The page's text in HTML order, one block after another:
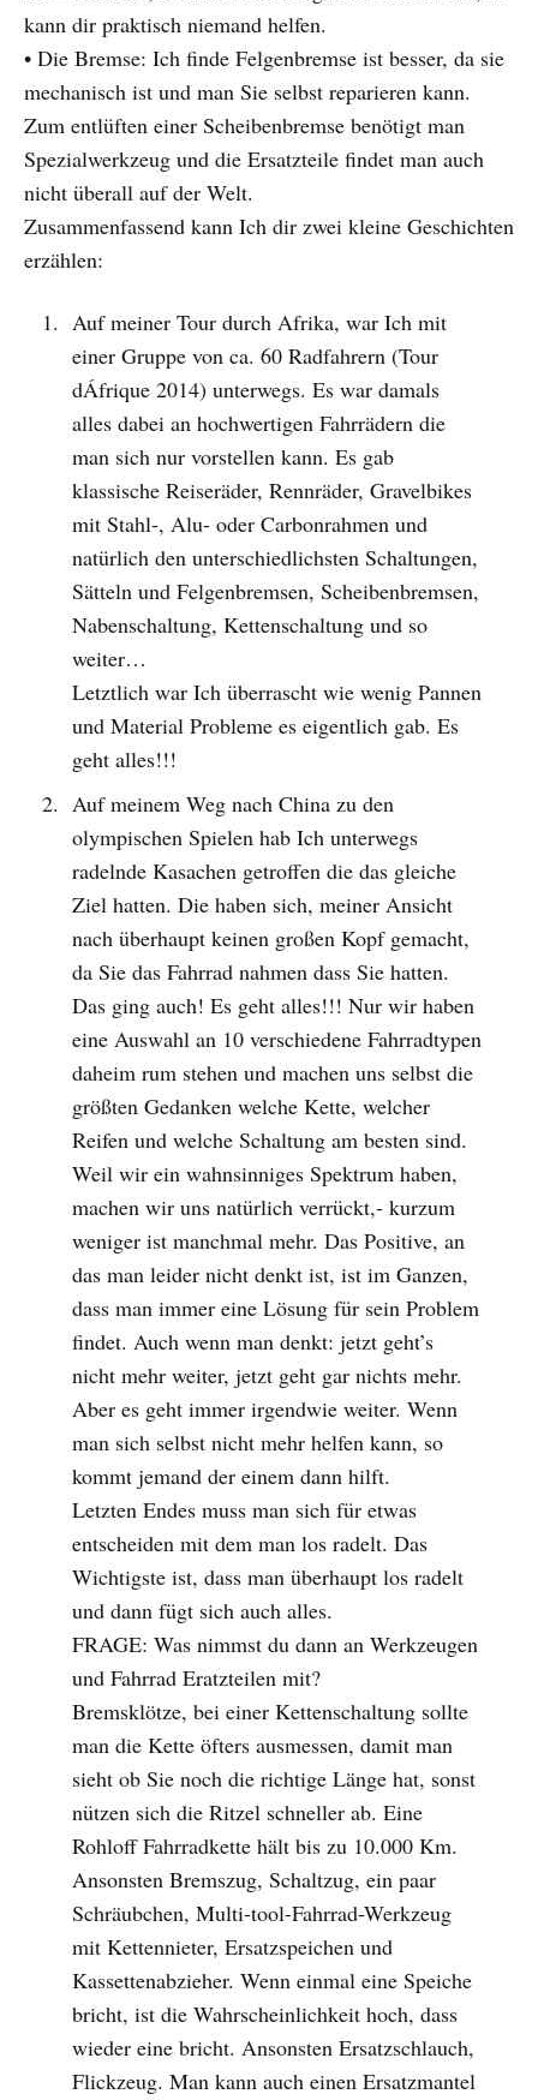
kann dir praktisch niemand helfen.
• Die Bremse: Ich finde Felgenbremse ist besser, da sie
mechanisch ist und man Sie selbst reparieren kann.
Zum entlüften einer Scheibenbremse benötigt man
Spezialwerkzeug und die Ersatzteile findet man auch
nicht überall auf der Welt.
Zusammenfassend kann Ich dir zwei kleine Geschichten
erzählen:
Auf meiner Tour durch Afrika, war Ich mit
einer Gruppe von ca. 60 Radfahrern (Tour
dÁfrique 2014) unterwegs. Es war damals
alles dabei an hochwertigen Fahrrädern die
man sich nur vorstellen kann. Es gab
klassische Reiseräder, Rennräder, Gravelbikes
mit Stahl-, Alu- oder Carbonrahmen und
natürlich den unterschiedlichsten Schaltungen,
Sätteln und Felgenbremsen, Scheibenbremsen,
Nabenschaltung, Kettenschaltung und so
weiter…
Letztlich war Ich überrascht wie wenig Pannen
und Material Probleme es eigentlich gab. Es
geht alles!!!
Auf meinem Weg nach China zu den
olympischen Spielen hab Ich unterwegs
radelnde Kasachen getroffen die das gleiche
Ziel hatten. Die haben sich, meiner Ansicht
nach überhaupt keinen großen Kopf gemacht,
da Sie das Fahrrad nahmen dass Sie hatten.
Das ging auch! Es geht alles!!! Nur wir haben
eine Auswahl an 10 verschiedene Fahrradtypen
daheim rum stehen und machen uns selbst die
größten Gedanken welche Kette, welcher
Reifen und welche Schaltung am besten sind.
Weil wir ein wahnsinniges Spektrum haben,
machen wir uns natürlich verrückt,- kurzum
weniger ist manchmal mehr. Das Positive, an
das man leider nicht denkt ist, ist im Ganzen,
dass man immer eine Lösung für sein Problem
findet. Auch wenn man denkt: jetzt geht’s
nicht mehr weiter, jetzt geht gar nichts mehr.
Aber es geht immer irgendwie weiter. Wenn
man sich selbst nicht mehr helfen kann, so
kommt jemand der einem dann hilft.
Letzten Endes muss man sich für etwas
entscheiden mit dem man los radelt. Das
Wichtigste ist, dass man überhaupt los radelt
und dann fügt sich auch alles.
FRAGE: Was nimmst du dann an Werkzeugen
und Fahrrad Eratzteilen mit?
Bremsklötze, bei einer Kettenschaltung sollte
man die Kette öfters ausmessen, damit man
sieht ob Sie noch die richtige Länge hat, sonst
nützen sich die Ritzel schneller ab. Eine
Rohloff Fahrradkette hält bis zu 10.000 Km.
Ansonsten Bremszug, Schaltzug, ein paar
Schräubchen, Multi-tool-Fahrrad-Werkzeug
mit Kettennieter, Ersatzspeichen und
Kassettenabzieher. Wenn einmal eine Speiche
bricht, ist die Wahrscheinlichkeit hoch, dass
wieder eine bricht. Ansonsten Ersatzschlauch,
Flickzeug. Man kann auch einen Ersatzmantel